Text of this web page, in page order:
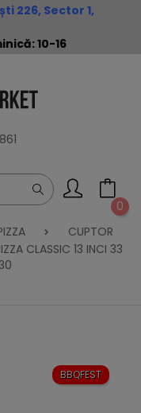
226, Sector 1,
10-16
0
CUPTOR
CLASSIC 13 INCI 33
BBQFEST